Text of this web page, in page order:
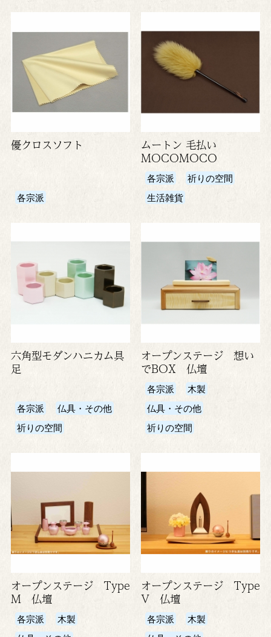
優クロスソフト
各宗派
ムートン 毛払い
MOCOMOCO
各宗派
祈りの空間
生活雑貨
六角型モダンハニカム具
足
各宗派
仏具・その他
祈りの空間
オープンステージ 想い
でBOX 仏壇
各宗派
木製
仏具・その他
祈りの空間
オープンステージ Type
M 仏壇
各宗派
木製
オープンステージ Type
V 仏壇
各宗派
木製